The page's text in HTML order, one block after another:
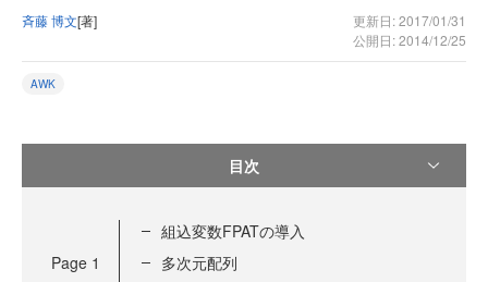
斉藤 博文[著]
更新日: 2017/01/31
公開日: 2014/12/25
AWK
目次
Page 1
組込変数FPATの導入
多次元配列